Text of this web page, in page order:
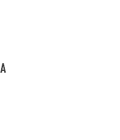
Настелить
Но тогда можно